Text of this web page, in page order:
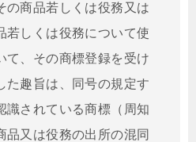
の商品若しくは役務又は
若しくは役務について使
て、その商標登録を受け
た趣旨は、同号の規定す
識されている商標（周知
品又は役務の出所の混同